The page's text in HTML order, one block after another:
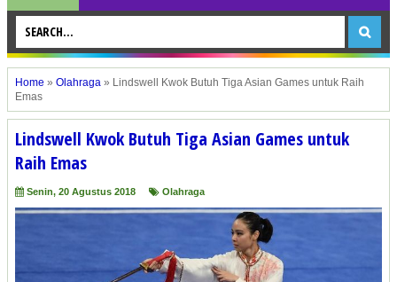
Home » Olahraga » Lindswell Kwok Butuh Tiga Asian Games untuk Raih
Emas
Lindswell Kwok Butuh Tiga Asian Games untuk
Raih Emas
Senin, 20 Agustus 2018 Olahraga